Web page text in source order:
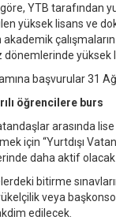
YTB tarafından
yüksek lisans ve
yüksek
başvurular 31
öğrencilere burs
arasında
için “Yurtdışı
daha aktif
bitirme
veya
edilecek.